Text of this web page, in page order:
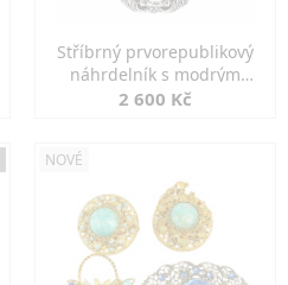
Stříbrný prvorepublikový
náhrdelník s modrým
spinelem
2 600 Kč
NOVÉ